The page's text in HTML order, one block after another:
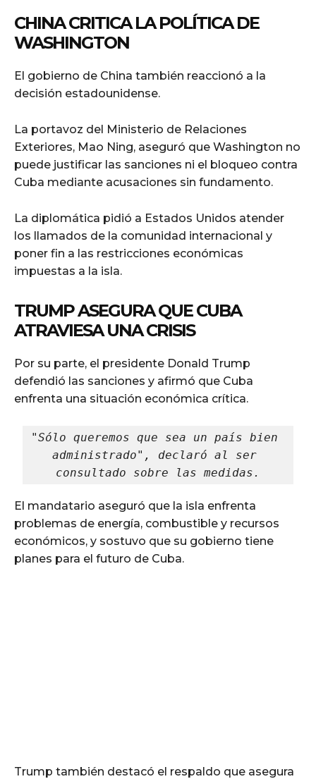
CHINA CRITICA LA POLÍTICA DE
WASHINGTON
El gobierno de China también reaccionó a la
decisión estadounidense.
La portavoz del Ministerio de Relaciones
Exteriores, Mao Ning, aseguró que Washington no
puede justificar las sanciones ni el bloqueo contra
Cuba mediante acusaciones sin fundamento.
La diplomática pidió a Estados Unidos atender
los llamados de la comunidad internacional y
poner fin a las restricciones económicas
impuestas a la isla.
TRUMP ASEGURA QUE CUBA
ATRAVIESA UNA CRISIS
Por su parte, el presidente Donald Trump
defendió las sanciones y afirmó que Cuba
enfrenta una situación económica crítica.
"Sólo queremos que sea un país bien
administrado", declaró al ser
consultado sobre las medidas.
El mandatario aseguró que la isla enfrenta
problemas de energía, combustible y recursos
económicos, y sostuvo que su gobierno tiene
planes para el futuro de Cuba.
Trump también destacó el respaldo que asegura